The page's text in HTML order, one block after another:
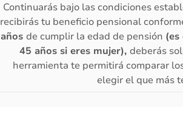
Continuarás bajo las condiciones
recibirás tu beneficio pensional
años de cumplir la edad de pensión
45 años si eres mujer), deberás
herramienta te permitirá comparar
elegir el que más